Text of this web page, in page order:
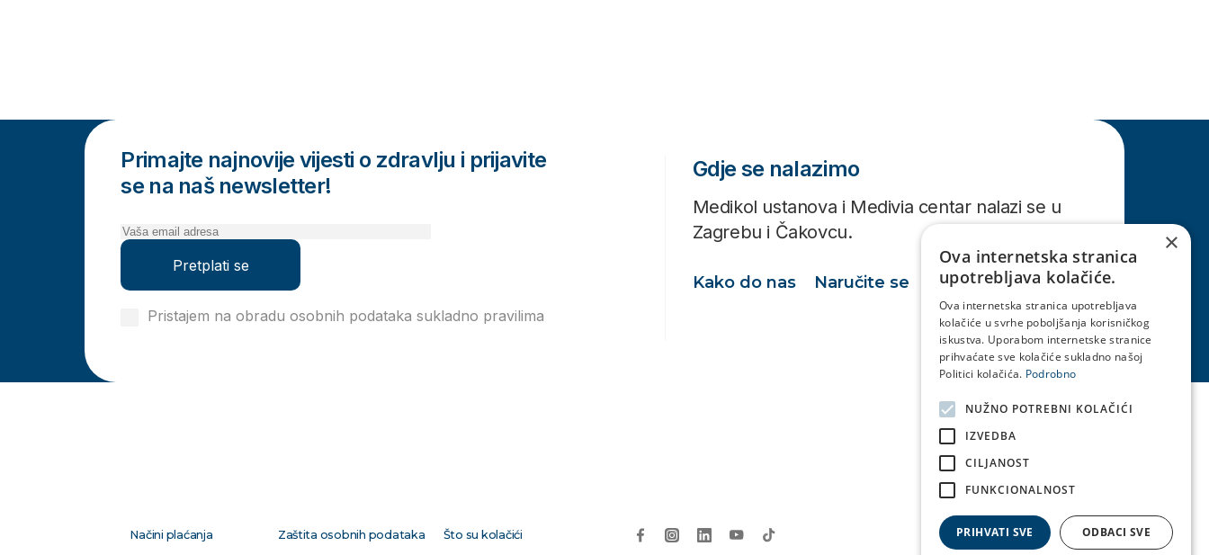
Primajte najnovije vijesti o zdravlju i prijavite
se na naš newsletter!
Pretplati se
Pristajem na obradu osobnih podataka sukladno pravilima
Gdje se nalazimo
Medikol ustanova i Medivia centar nalazi se u
Zagrebu i Čakovcu.
Kako do nas Naručite se
Načini plaćanja Zaštita osobnih podataka Što su kolačići
×
Ova internetska stranica
upotrebljava kolačiće.
Ova internetska stranica upotrebljava
kolačiće u svrhe poboljšanja korisničkog
iskustva. Uporabom internetske stranice
prihvaćate sve kolačiće sukladno našoj
Politici kolačića. Podrobno
NUŽNO POTREBNI KOLAČIĆI
IZVEDBA
CILJANOST
FUNKCIONALNOST
PRIHVATI SVE ODBACI SVE